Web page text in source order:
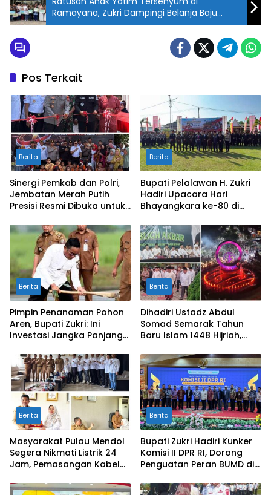
Ramayana, Zukri Dampingi Belanja Baju
Lebaran
Pos Terkait
Berita
Sinergi Pemkab dan Polri,
Jembatan Merah Putih
Presisi Resmi Dibuka untuk
Rangsang
Berita
Bupati Pelalawan H. Zukri
Hadiri Upacara Hari
Bhayangkara ke-80 di
Berita
Pimpin Penanaman Pohon
Aren, Bupati Zukri: Ini
Investasi Jangka Panjang
Pelalawan
Berita
Dihadiri Ustadz Abdul
Somad Semarak Tahun
Baru Islam 1448 Hijriah,
Masyarakat
Berita
Masyarakat Pulau Mendol
Segera Nikmati Listrik 24
Jam, Pemasangan Kabel
Persen
Berita
Bupati Zukri Hadiri Kunker
Komisi II DPR RI, Dorong
Penguatan Peran BUMD di